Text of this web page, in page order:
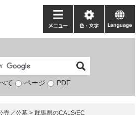
検
て ページ PDF
メ
ニ
ー
色・
文
language
売／公募 > 群馬県のCALS/EC